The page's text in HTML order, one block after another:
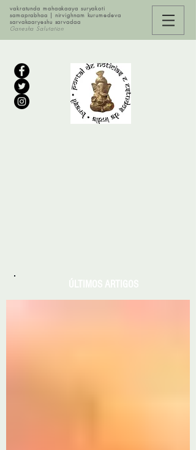
vakratunda mahaakaaya suryakoti
samaprabhaa | nirvighnam kurumedeva
sarvakaaryeshu sarvadaa
Ganesha Salutation